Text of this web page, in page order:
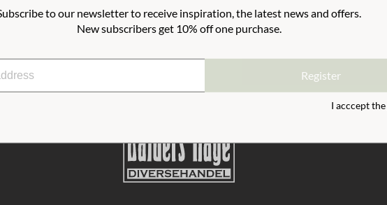
to our newsletter to receive inspiration, the latest news and offers.
New subscribers get 10% off one purchase.
Register
I acccept the